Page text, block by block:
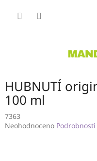
HUBNUTÍ
100 ml
7363
Průměrné
Neohodnoceno